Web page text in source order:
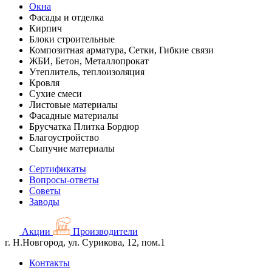
Окна
Фасады и отделка
Кирпич
Блоки строительные
Композитная арматура, Сетки, Гибкие связи
ЖБИ, Бетон, Металлопрокат
Утеплитель, теплоизоляция
Кровля
Сухие смеси
Листовые материалы
Фасадные материалы
Брусчатка Плитка Бордюр
Благоустройство
Сыпучие материалы
Сертификаты
Вопросы-ответы
Советы
Заводы
Акции
Производители
г. Н.Новгород, ул. Сурикова, 12, пом.1
Контакты